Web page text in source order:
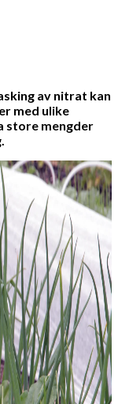
av nitrat kan
med ulike
store mengder